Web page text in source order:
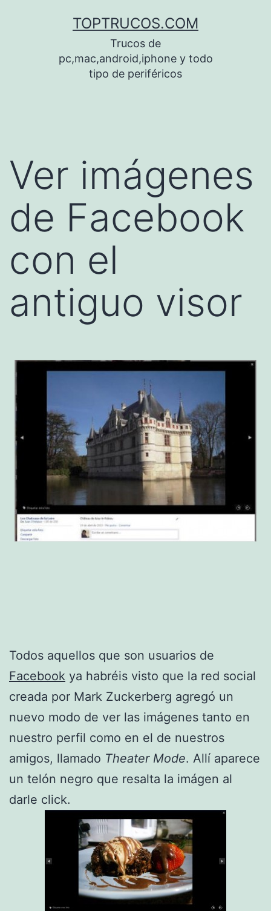
TOPTRUCOS.COM
Trucos de
pc,mac,android,iphone y todo
tipo de periféricos
Ver imágenes
de Facebook
con el
antiguo visor
Todos aquellos que son usuarios de
Facebook ya habréis visto que la red social
creada por Mark Zuckerberg agregó un
nuevo modo de ver las imágenes tanto en
nuestro perfil como en el de nuestros
amigos, llamado Theater Mode. Allí aparece
un telón negro que resalta la imágen al
darle click.